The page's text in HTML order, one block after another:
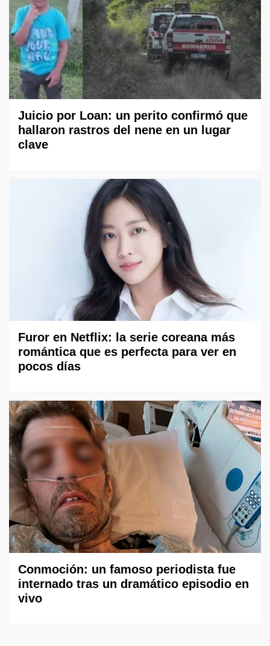
Juicio por Loan: un perito confirmó que
hallaron rastros del nene en un lugar
clave
Furor en Netflix: la serie coreana más
romántica que es perfecta para ver en
pocos días
Conmoción: un famoso periodista fue
internado tras un dramático episodio en
vivo